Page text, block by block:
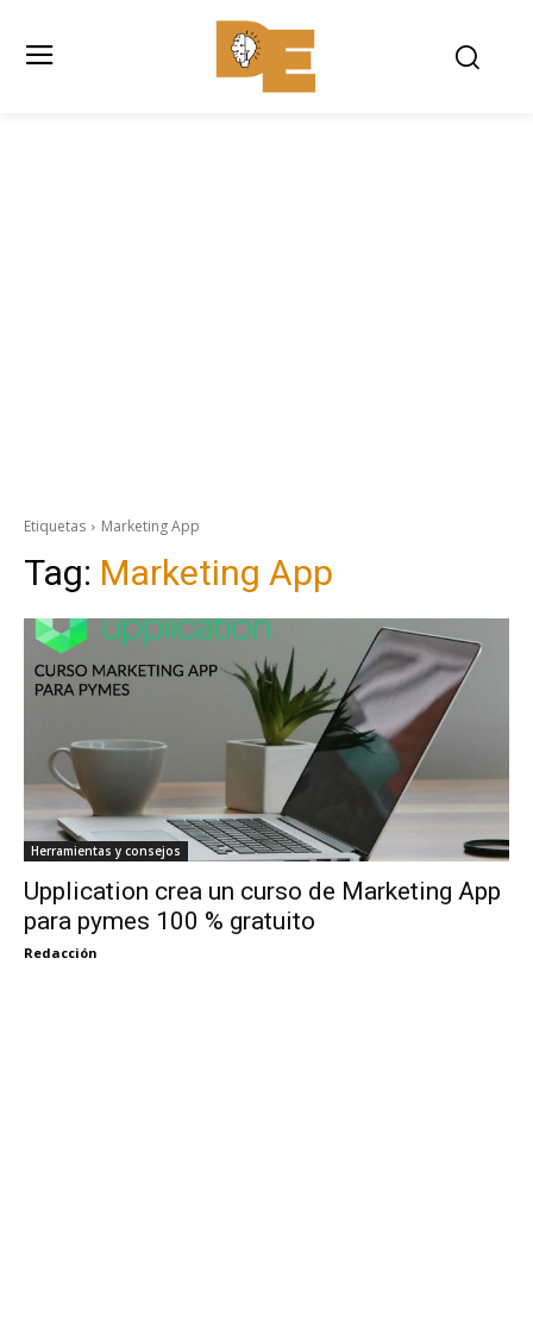
Etiquetas Marketing App
Tag: Marketing App
Herramientas y consejos
Upplication crea un curso de Marketing App
para pymes 100 % gratuito
Redacción